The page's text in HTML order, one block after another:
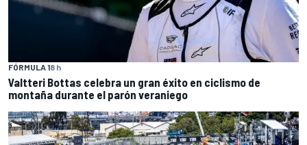
FÓRMULA 18 h
Valtteri Bottas celebra un gran éxito en ciclismo de
montaña durante el parón veraniego